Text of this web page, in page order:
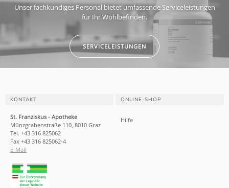
Unser fachkundiges Personal bietet umfassende Serviceleistungen
für Ihr Wohlbefinden.
SERVICELEISTUNGEN
KONTAKT
St. Franziskus - Apotheke
Münzgrabenstraße 110, 8010 Graz
Tel. +43 316 825062
Fax +43 316 825062-4
E-Mail
ONLINE-SHOP
Hilfe